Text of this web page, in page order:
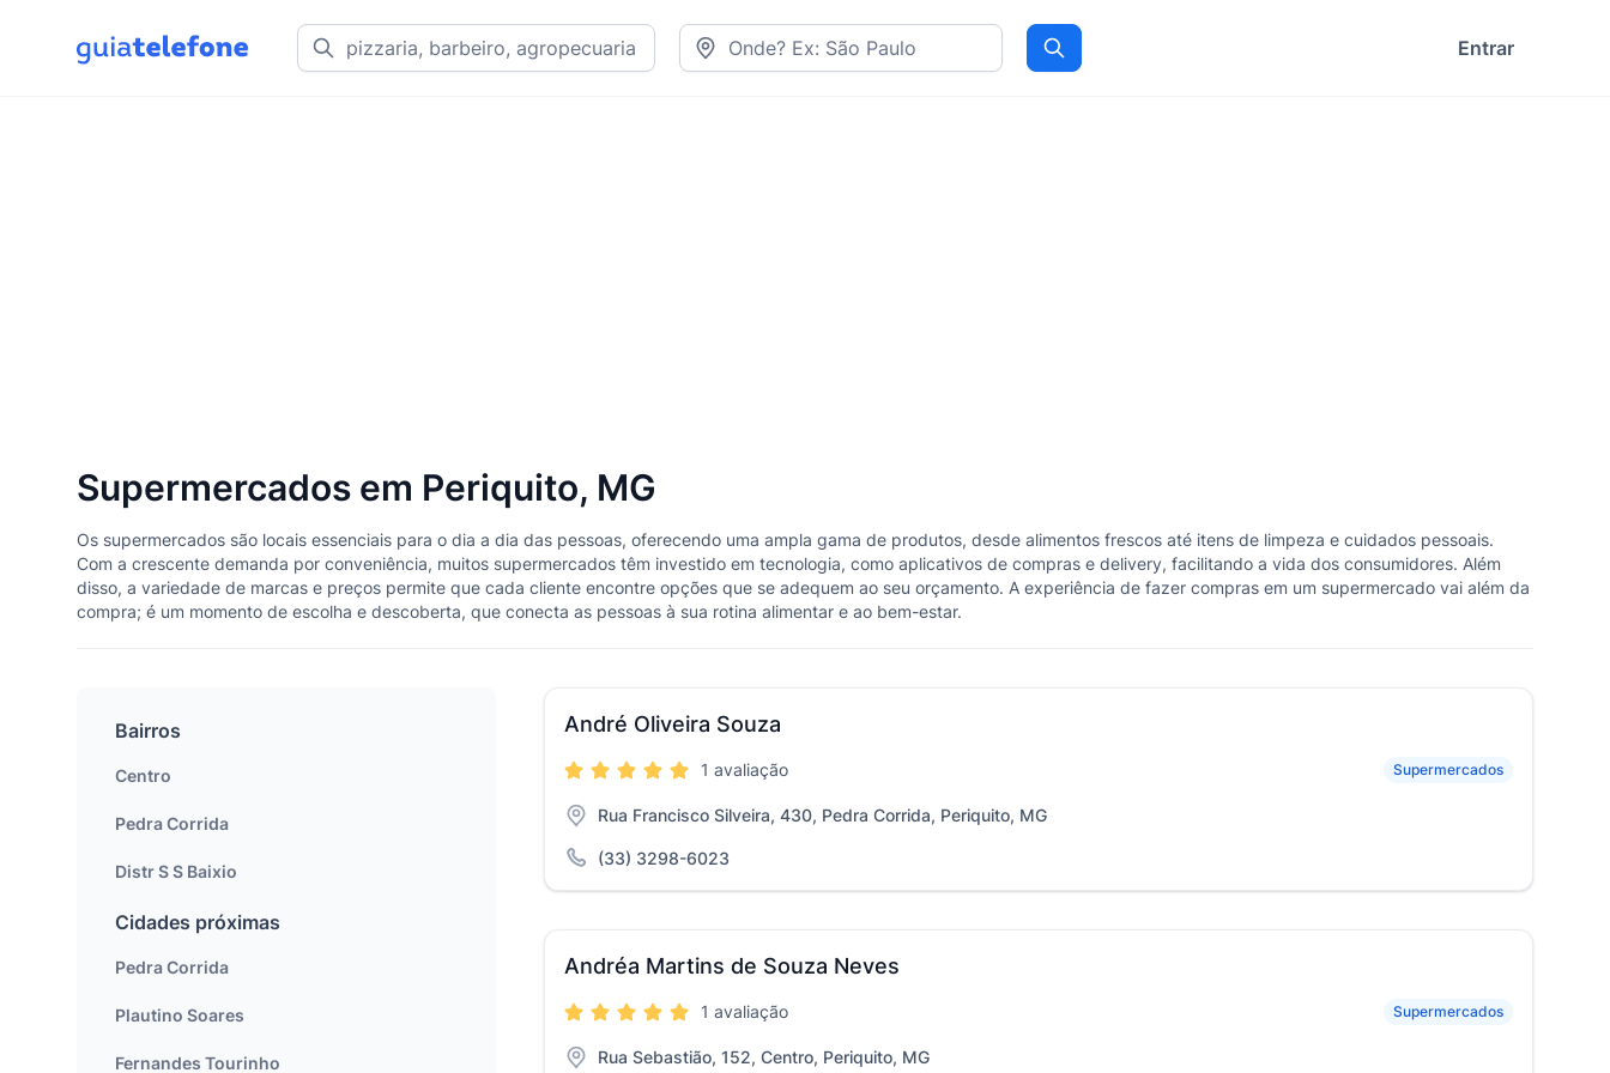
Procurar Entrar
Supermercados em Periquito, MG
Os supermercados são locais essenciais para o dia a dia das pessoas, oferecendo uma ampla gama de produtos, desde alimentos frescos até itens de limpeza e cuidados pessoais.
Com a crescente demanda por conveniência, muitos supermercados têm investido em tecnologia, como aplicativos de compras e delivery, facilitando a vida dos consumidores. Além
disso, a variedade de marcas e preços permite que cada cliente encontre opções que se adequem ao seu orçamento. A experiência de fazer compras em um supermercado vai além da
compra; é um momento de escolha e descoberta, que conecta as pessoas à sua rotina alimentar e ao bem-estar.
André Oliveira Souza
Supermercados
1 avaliação
Rua Francisco Silveira, 430, Pedra Corrida, Periquito, MG
(33) 3298-6023
Andréa Martins de Souza Neves
Supermercados
1 avaliação
Rua Sebastião, 152, Centro, Periquito, MG
Bairros
Centro
Pedra Corrida
Distr S S Baixio
Cidades próximas
Pedra Corrida
Plautino Soares
Fernandes Tourinho